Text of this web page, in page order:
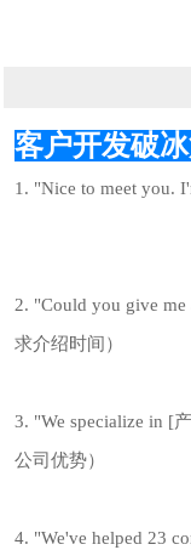
客户开发破
1. "Nice to meet you.
2. "Could you give
求介绍时间）
3. "We specialize in [
公司优势）
4. "We've helped 23